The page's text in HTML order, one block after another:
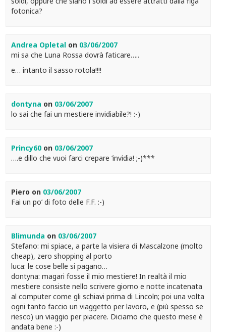
fotonica?
Andrea Opletalon 03/06/2007
mi sa che Luna Rossa dovrà faticare…..
e… intanto il sasso rotola!!!!
dontyna on 03/06/2007
lo sai che fai un mestiere invidiabile?! :-)
Princy60on 03/06/2007
….e dillo che vuoi farci crepare ‘invidia! ;-)***
Piero on 03/06/2007
Fai un po’ di foto delle F.F. :-)
Blimunda on 03/06/2007
Stefano: mi spiace, a parte la visiera di Mascalzone (molto
cheap), zero shopping al porto
luca: le cose belle si pagano…
dontyna: magari fosse il mio mestiere! In realtà il mio
mestiere consiste nello scrivere giorno e notte incatenata
al computer come gli schiavi prima di Lincoln; poi una volta
ogni tanto faccio un viaggetto per lavoro, e (più spesso se
riesco) un viaggio per piacere. Diciamo che questo mese è
andata bene :-)